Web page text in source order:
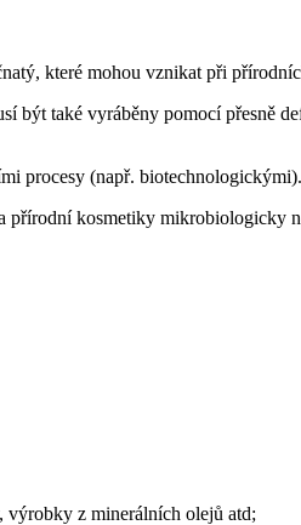
které mohou vznikat při
být také vyráběny pomocí přesně
procesy (např. biotechnologickými).
kosmetiky mikrobiologicky
výrobky z minerálních olejů atd;